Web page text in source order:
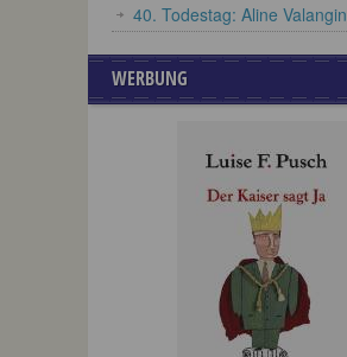
40. Todestag: Aline Valangin
WERBUNG